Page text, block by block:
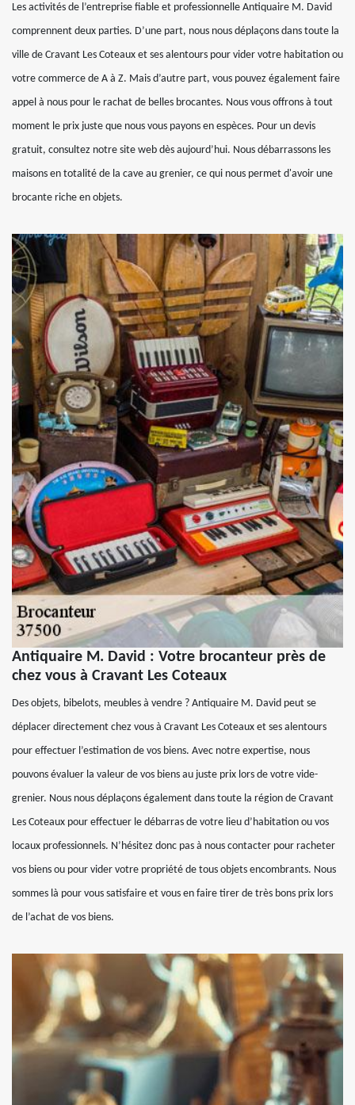
Les activités de l’entreprise fiable et professionnelle Antiquaire M. David
comprennent deux parties. D’une part, nous nous déplaçons dans toute la
ville de Cravant Les Coteaux et ses alentours pour vider votre habitation ou
votre commerce de A à Z. Mais d’autre part, vous pouvez également faire
appel à nous pour le rachat de belles brocantes. Nous vous offrons à tout
moment le prix juste que nous vous payons en espèces. Pour un devis
gratuit, consultez notre site web dès aujourd’hui. Nous débarrassons les
maisons en totalité de la cave au grenier, ce qui nous permet d'avoir une
brocante riche en objets.
Antiquaire M. David : Votre brocanteur près de
chez vous à Cravant Les Coteaux
Des objets, bibelots, meubles à vendre ? Antiquaire M. David peut se
déplacer directement chez vous à Cravant Les Coteaux et ses alentours
pour effectuer l’estimation de vos biens. Avec notre expertise, nous
pouvons évaluer la valeur de vos biens au juste prix lors de votre vide-
grenier. Nous nous déplaçons également dans toute la région de Cravant
Les Coteaux pour effectuer le débarras de votre lieu d’habitation ou vos
locaux professionnels. N’hésitez donc pas à nous contacter pour racheter
vos biens ou pour vider votre propriété de tous objets encombrants. Nous
sommes là pour vous satisfaire et vous en faire tirer de très bons prix lors
de l’achat de vos biens.